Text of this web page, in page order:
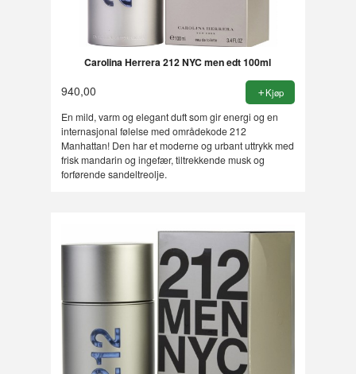
Carolina Herrera 212 NYC men edt 100ml
940,00 Kjøp
En mild, varm og elegant duft som gir energi og en
internasjonal følelse med områdekode 212
Manhattan! Den har et moderne og urbant uttrykk med
frisk mandarin og ingefær, tiltrekkende musk og
forførende sandeltreolje.